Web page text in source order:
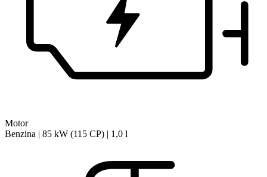
Motor
Benzina | 85 kW (115 CP) | 1,0 l